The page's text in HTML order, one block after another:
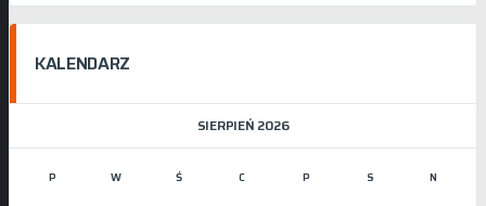
KALENDARZ
SIERPIEŃ 2026
P W Ś C P S N